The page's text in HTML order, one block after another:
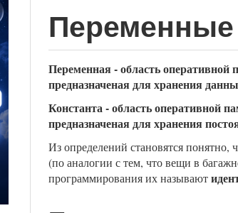
Переменные
Переменная - область
предназначеная для хранения
Константа - область оперативной
предназначеная для хранения
Из определений становятся
(по аналогии с тем, что вещи в
программирования их называют